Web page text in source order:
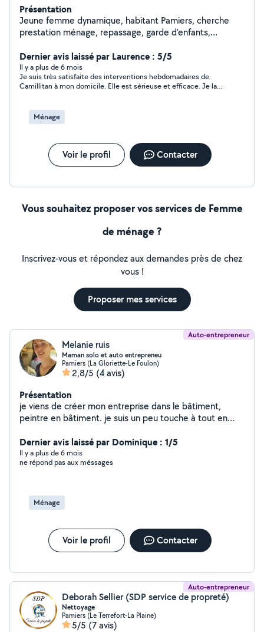
Présentation
Jeune femme dynamique, habitant Pamiers, cherche
prestation ménage, repassage, garde d'enfants,
Dernier avis laissé par Laurence : 5/5
Il y a plus de 6 mois
Je suis très satisfaite des interventions hebdomadaires de
Camillitan à mon domicile. Elle est sérieuse et efficace. Je la
Ménage
Voir le profil Contacter
Vous souhaitez proposer vos services de Femme
de ménage ?
Inscrivez-vous et répondez aux demandes près de chez
vous !
Proposer mes services
Auto-entrepreneur
Melanie ruis
Maman solo et auto entrepreneu
Pamiers (La Gloriette-Le Foulon)
2,8/5 (4 avis)
Présentation
je viens de créer mon entreprise dans le bâtiment,
peintre en bâtiment. je suis un peu touche à tout en
Dernier avis laissé par Dominique : 1/5
Il y a plus de 6 mois
ne répond pas aux méssages
Ménage
Voir le profil Contacter
Auto-entrepreneur
Deborah Sellier (SDP service de propreté)
Nettoyage
Pamiers (Le Terrefort-La Plaine)
5/5 (7 avis)